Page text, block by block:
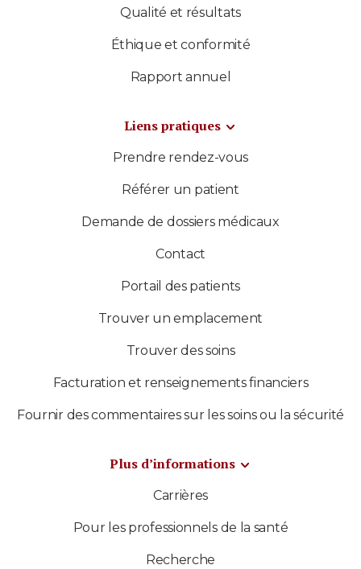
Qualité et résultats
Éthique et conformité
Rapport annuel
Liens pratiques
Prendre rendez-vous
Référer un patient
Demande de dossiers médicaux
Contact
Portail des patients
Trouver un emplacement
Trouver des soins
Facturation et renseignements financiers
Fournir des commentaires sur les soins ou la sécurité
Plus d’informations
Carrières
Pour les professionnels de la santé
Recherche